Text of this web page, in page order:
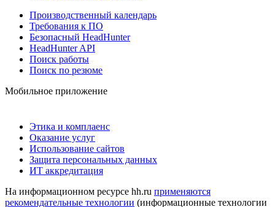
Производственный календарь
Требования к ПО
Безопасный HeadHunter
HeadHunter API
Поиск работы
Поиск по резюме
Мобильное приложение
Этика и комплаенс
Оказание услуг
Использование сайтов
Защита персональных данных
ИТ аккредитация
На информационном ресурсе hh.ru применяются
рекомендательные технологии (информационные технологии